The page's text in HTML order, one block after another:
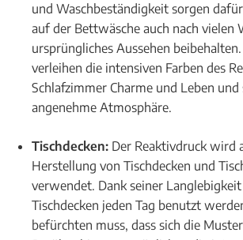
und Waschbeständigkeit sorgen
auf der Bettwäsche auch nach vielen
ursprüngliches Aussehen
verleihen die intensiven Farben des
Schlafzimmer Charme und Leben
angenehme Atmosphäre.
Tischdecken: Der Reaktivdruck wird
Herstellung von Tischdecken und
verwendet. Dank seiner
Tischdecken jeden Tag benutzt
befürchten muss, dass sich die